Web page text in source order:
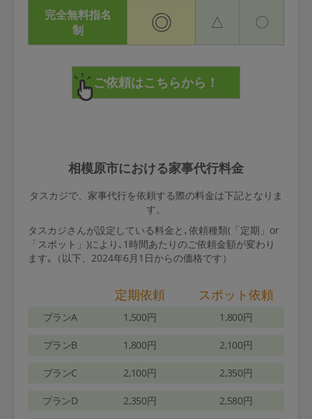
完全無料指名
制
◎ △ 〇
相模原市における家事代行料金
タスカジで、家事代行を依頼する際の料金は下記となりま
す。
タスカジさんが設定している料金と､依頼種類(「定期」or
「スポット」)により､1時間あたりのご依頼金額が変わり
ます｡（以下、2024年6月1日からの価格です）
定期依頼 スポット依頼
プランA 1,500円 1,800円
プランB 1,800円 2,100円
プランC 2,100円 2,350円
プランD 2,350円 2,580円